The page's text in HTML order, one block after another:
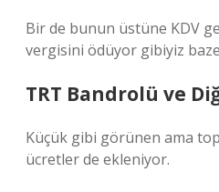
Bir de bunun üstüne KDV
vergisini ödüyor gibiyiz
TRT Bandrolü ve
Küçük gibi görünen ama
ücretler de ekleniyor.